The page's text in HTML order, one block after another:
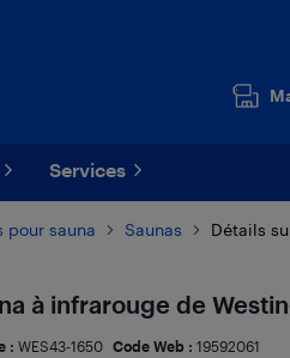
Services
pour sauna Saunas Détails
à infrarouge de
: WES43-1650 Code Web : 19592061